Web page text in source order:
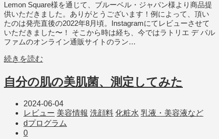
Lemon Square様を通じて、ブルーベル・ジャパン様より商品提
供いただきました。ありがとうございます！例によって、頂い
たのは発売直後の2022年8月頃。Instagramにてレビューさせて
いただきました〜！ そこから時は経ち、今ではラトリエ デ パル
ファムのオンライン通販サイトのラン…
続きを読む
自分の肌の美肌菌、測定してみた
2024-06-04
レビュー 美容情報 洗顔料 化粧水 乳液・美容液など
dプログラム
0